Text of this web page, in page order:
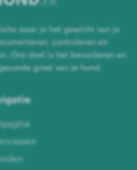
waar je het gewicht van je
controleren en
Ons doel is het bevorderen en
groei van je hond.